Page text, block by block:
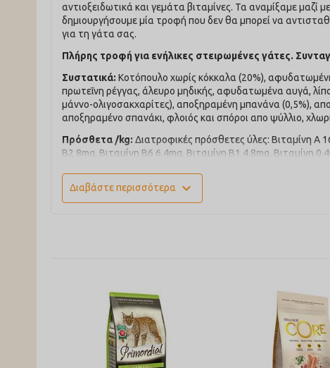
αντιοξειδωτικά και γεμάτα βιταμίνες. Τα αναμίξαμε
δημιουργήσουμε μία τροφή που δεν θα μπορεί να
για τη γάτα σας.
Πλήρης τροφή για ενήλικες στειρωμένες γάτες.
Συστατικά: Κοτόπουλο χωρίς κόκκαλα (20%),
πρωτεΐνη ρέγγας, άλευρο μηδικής, αφυδατωμένα αυγά,
μάννο-ολιγοσακχαρίτες), αποξηραμένη μπανάνα (0,5%),
αποξηραμένο σπανάκι, φλοιός και σπόροι απο ψύλλιο,
Πρόσθετα /kg: Διατροφικές πρόσθετες ύλες: Βιταμίνη A
B2 8mg, Βιταμίνη B6 6.4mg, Βιταμίνη B1 4.8mg, Βιταμίνη
[ανθρακικού σιδήρου(II)]: 28.9mg, Χαλκός [Θειικός
1800mg, L-καρνιτίνη 250mg. Aισθητικές πρόσθετες
έλαια.
τέφρα 8.20%, Ασβέστιο 1.10%, Φώσφορος 0.90%,
Διαβάστε περισσότερα expand_more